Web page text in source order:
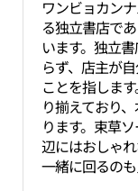
ワンビョカン
る独立書店で
います。独立
らず、店主が
ことを指しま
り揃えており
ります。束草
辺にはおしゃ
一緒に回るの